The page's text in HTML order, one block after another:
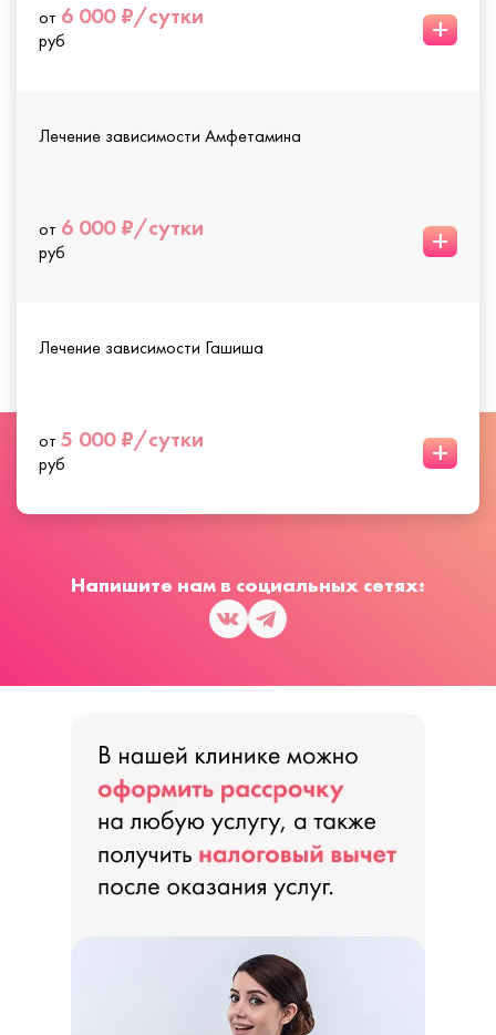
от 6 000 ₽/сутки
руб +
Лечение зависимости Амфетамина
от 6 000 ₽/сутки
руб +
Лечение зависимости Гашиша
от 5 000 ₽/сутки
руб +
Напишите нам в социальных сетях: